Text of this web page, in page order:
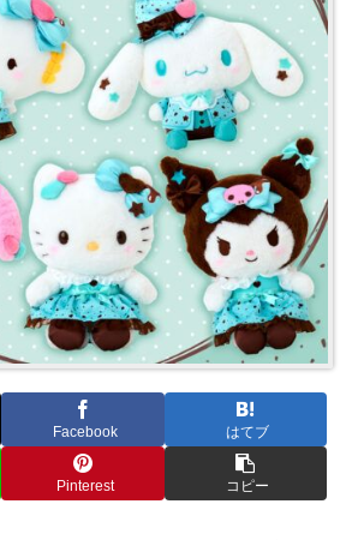
Facebook はてブ
Pinterest コピー